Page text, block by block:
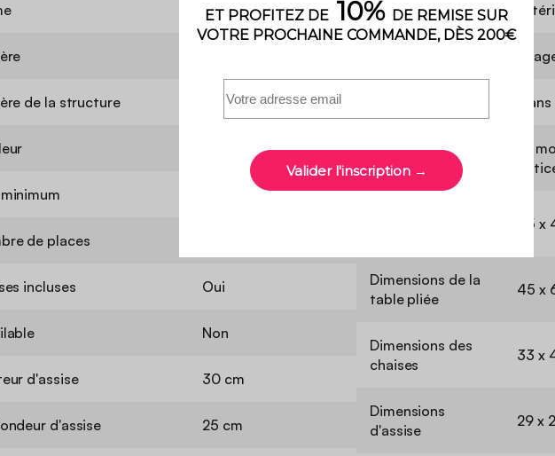
Carrée
de la structure Acacia
Terracotta
de places
incluses Oui
Non
d'assise 30 cm
d'assise 25 cm
Utilisation
2 ans
Le
45
Dimensions de la
table pliée
45 x
Dimensions des
chaises
33 x
Dimensions
d'assise
29 x